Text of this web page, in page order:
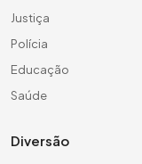
Justiça
Polícia
Educação
Saúde
Diversão